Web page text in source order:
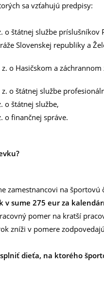
sa vzťahujú predpisy:
o štátnej službe
Slovenskej republiky a
o Hasičskom a záchrannom
o štátnej službe
o štátnej službe,
o finančnej správe.
zamestnancovi na
v sume 275 eur za
pomer na kratší
zníži v pomere
dieťa, na ktorého